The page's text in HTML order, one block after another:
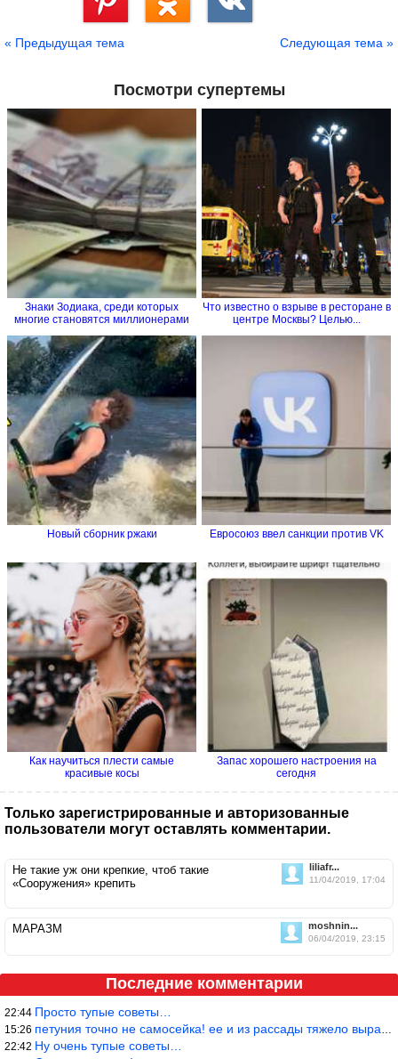
« Предыдущая тема Следующая тема »
Посмотри супертемы
Знаки Зодиака, среди которых
многие становятся миллионерами
Что известно о взрыве в ресторане в
центре Москвы? Целью...
Новый сборник ржаки Евросоюз ввел санкции против VK
Как научиться плести самые
красивые косы
Запас хорошего настроения на
сегодня
Только зарегистрированные и авторизованные
пользователи могут оставлять комментарии.
liliafr...
11/04/2019, 17:04
Не такие уж они крепкие, чтоб такие
«Сооружения» крепить
moshnin...
06/04/2019, 23:15
МАРАЗМ
Последние комментарии
22:44 Просто тупые советы…
15:26 петуния точно не самосейка! ее и из рассады тяжело вырастить!
22:42 Ну очень тупые советы…